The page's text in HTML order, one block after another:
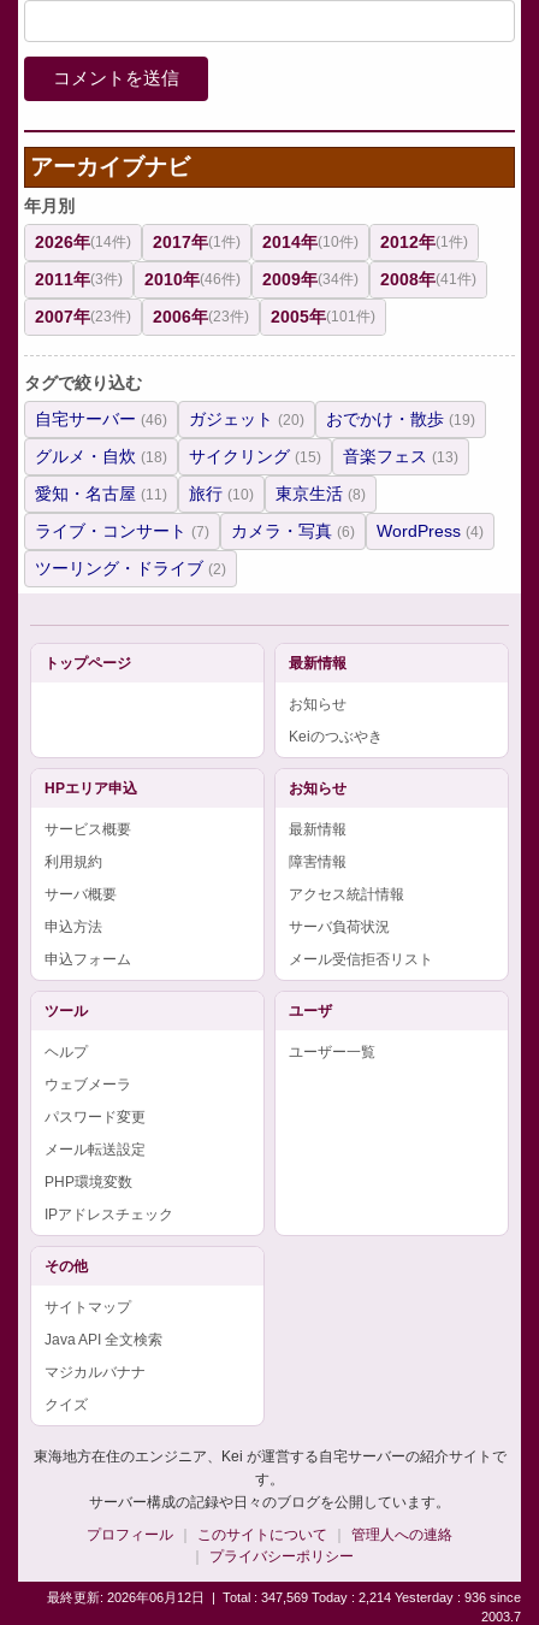
アーカイブナビ
年月別
2026年(14件) 2017年(1件) 2014年(10件) 2012年(1件)
2011年(3件) 2010年(46件) 2009年(34件) 2008年(41件)
2007年(23件) 2006年(23件) 2005年(101件)
タグで絞り込む
自宅サーバー (46) ガジェット (20) おでかけ・散歩 (19)
グルメ・自炊 (18) サイクリング (15) 音楽フェス (13)
愛知・名古屋 (11) 旅行 (10) 東京生活 (8)
ライブ・コンサート (7) カメラ・写真 (6) WordPress (4)
ツーリング・ドライブ (2)
トップページ 最新情報
お知らせ
Keiのつぶやき
HPエリア申込
サービス概要
利用規約
サーバ概要
申込方法
申込フォーム
お知らせ
最新情報
障害情報
アクセス統計情報
サーバ負荷状況
メール受信拒否リスト
ツール
ヘルプ
ウェブメーラ
パスワード変更
メール転送設定
PHP環境変数
IPアドレスチェック
ユーザ
ユーザー一覧
その他
サイトマップ
Java API 全文検索
マジカルバナナ
クイズ
東海地方在住のエンジニア、Kei が運営する自宅サーバーの紹介サイトで
す。
サーバー構成の記録や日々のブログを公開しています。
プロフィール
このサイトについて
管理人への連絡
プライバシーポリシー
最終更新: 2026年06月12日 | Total : 347,569 Today : 2,214 Yesterday : 936 since
2003.7